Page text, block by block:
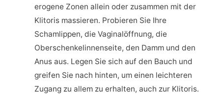
erogene Zonen allein oder zusammen mit der
Klitoris massieren. Probieren Sie Ihre
Schamlippen, die Vaginalöffnung, die
Oberschenkelinnenseite, den Damm und den
Anus aus. Legen Sie sich auf den Bauch und
greifen Sie nach hinten, um einen leichteren
Zugang zu allem zu erhalten, auch zur Klitoris.